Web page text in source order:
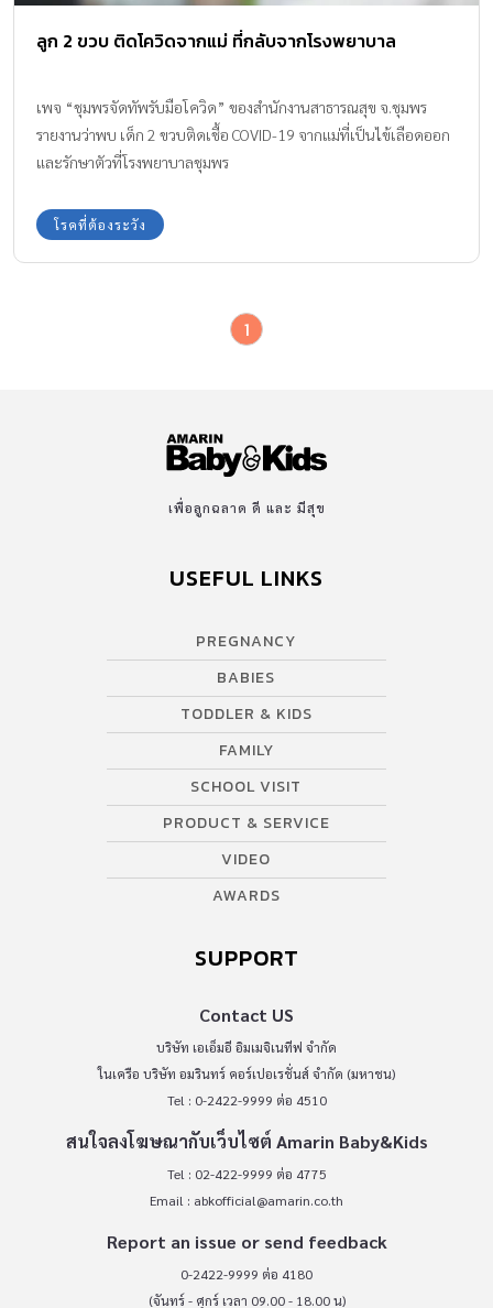
เวลาต่อมาก็ตรวจพบว่าเด็กๆเหล่านั้นติดเชื้อ covid-19 ทางแพทย์
อังกฤษจึงกำลังเร่งสอบสวนความเชื่อมโยงของอาการรุนแรงที่คล้ายโรค
องค์การอนามัยโลกระบุว่า งานวิจัยในปัจจุบันชี้ให้เห็นว่าเด็กและวัยรุ่น
มีแนวโน้มที่จะติดเชื้อได้เหมือนกับกลุ่มอายุอื่น และสามารถแพร่เชื้อได้
เหมือนกับกลุ่มอายุอื่น ๆ เช่นกัน […]
ลูก 2 ขวบ ติดโควิดจากแม่ ที่กลับจากโรงพยาบาล
เพจ “ชุมพรจัดทัพรับมือโควิด” ของสำนักงานสาธารณสุข จ.ชุมพร
รายงานว่าพบ เด็ก 2 ขวบติดเชื้อ COVID-19 จากแม่ที่เป็นไข้เลือดออก
และรักษาตัวที่โรงพยาบาลชุมพร
โรคที่ต้องระวัง
1
เพื่อลูกฉลาด ดี และ มีสุข
USEFUL LINKS
PREGNANCY
BABIES
TODDLER & KIDS
FAMILY
SCHOOL VISIT
PRODUCT & SERVICE
VIDEO
AWARDS
SUPPORT
Contact US
บริษัท เอเอ็มอี อิมเมจิเนทีฟ จำกัด
ในเครือ บริษัท อมรินทร์ คอร์เปอเรชั่นส์ จำกัด (มหาชน)
Tel : 0-2422-9999 ต่อ 4510
สนใจลงโฆษณากับเว็บไซต์ Amarin Baby&Kids
Tel : 02-422-9999 ต่อ 4775
Email : abkofficial@amarin.co.th
Report an issue or send feedback
0-2422-9999 ต่อ 4180
(จันทร์ - ศุกร์ เวลา 09.00 - 18.00 น)